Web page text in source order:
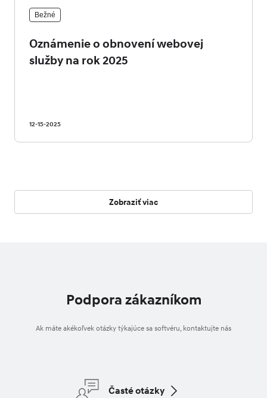
Bežné
Oznámenie o obnovení webovej
služby na rok 2025
12-15-2025
Zobraziť viac
Podpora zákazníkom
Ak máte akékoľvek otázky týkajúce sa softvéru, kontaktujte nás
Časté otázky